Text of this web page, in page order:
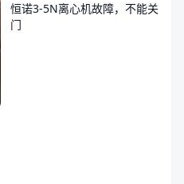
恒诺3-5N离心机故障，不能关
门